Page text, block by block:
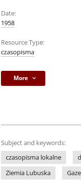
Date:
1958
Resource Type:
czasopisma
More
Subject and keywords:
czasopisma lokalne
Ziemia Lubuska